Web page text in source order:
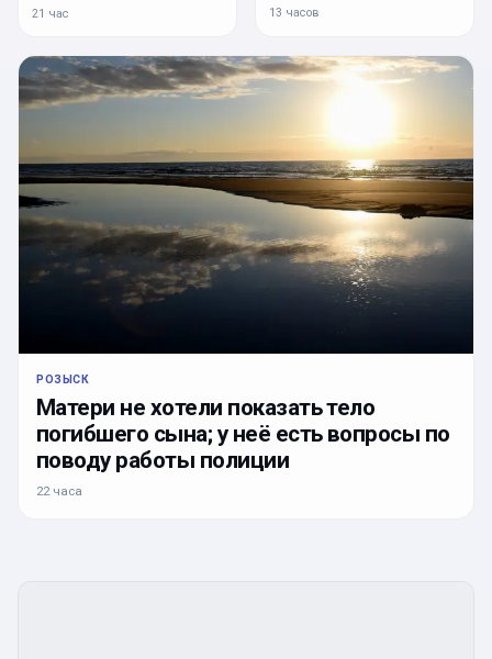
21 час 13 часов
РОЗЫСК
Матери не хотели показать тело
погибшего сына; у неё есть вопросы по
поводу работы полиции
22 часа